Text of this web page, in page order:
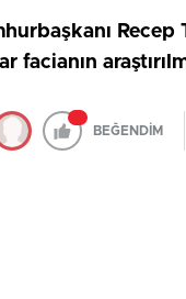
facianın
BEĞENDİM